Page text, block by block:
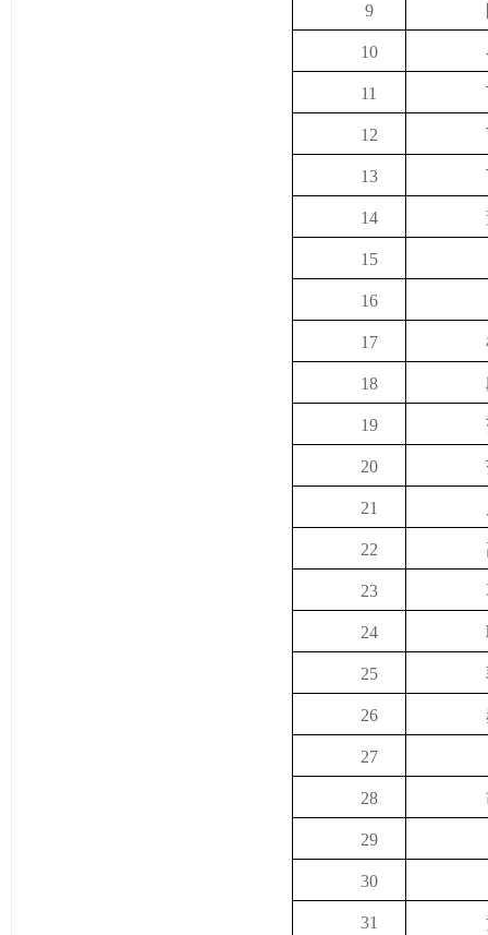
9
10
11
12
13
14
15
16
17
18
19
20
21
22
23
24
25
26
27
28
29
30
31